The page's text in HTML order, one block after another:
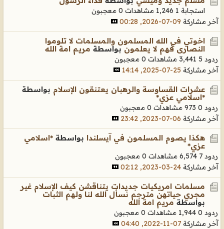
استجابة 1 1,246 مشاهدات
0 معجبون
آخر مشاركة 09-07-2026, 00:28
اخوتي في الله المسلمون والمسلمات لا تلوموا
النصارى فهم لا يعلمون بواسطة مريم امة الله
ردود 5 3,441 مشاهدات
0 معجبون
آخر مشاركة 25-07-2025, 14:14
عشرات القساوسة والرهبان يعتنقون الإسلام بواسطة
*اسلامي عزي*
ردود 0 973 مشاهدات
0 معجبون
آخر مشاركة 06-07-2023, 23:42
هكذا يصوم المسلمون في آيسلندا بواسطة *اسلامي
عزي*
ردود 7 6,574 مشاهدات
0 معجبون
آخر مشاركة 24-03-2023, 02:12
مسلمات امريكيات جديدات يتناقشن كيف الإسلام غير
مجري حياتهن مترجم نسأل الله لنا ولهم الثبات
بواسطةمريم امة الله
ردود 0 1,944 مشاهدات
0 معجبون
آخر مشاركة 07-11-2022, 04:40